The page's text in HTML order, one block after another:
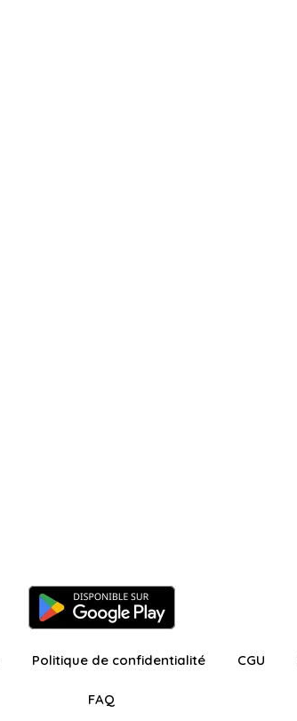
Politique de confidentialité CGU
FAQ